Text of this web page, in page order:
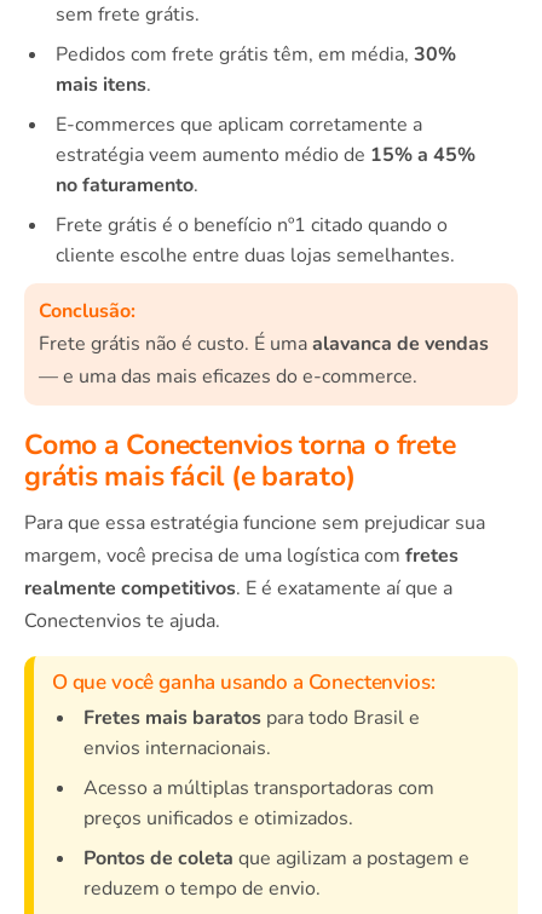
sem frete grátis.
Pedidos com frete grátis têm, em média, 30%
mais itens.
E-commerces que aplicam corretamente a
estratégia veem aumento médio de 15% a 45%
no faturamento.
Frete grátis é o benefício nº1 citado quando o
cliente escolhe entre duas lojas semelhantes.
Conclusão:
Frete grátis não é custo. É umaalavanca de vendas
— e uma das mais eficazes do e-commerce.
Como a Conectenvios torna o frete
grátis mais fácil (e barato)
Para que essa estratégia funcione sem prejudicar sua
margem, você precisa de uma logística com fretes
realmente competitivos. E é exatamente aí que a
Conectenvios te ajuda.
O que você ganha usando a Conectenvios:
Fretes mais baratospara todo Brasil e
envios internacionais.
Acesso a múltiplas transportadoras com
preços unificados e otimizados.
Pontos de coleta que agilizam a postagem e
reduzem o tempo de envio.